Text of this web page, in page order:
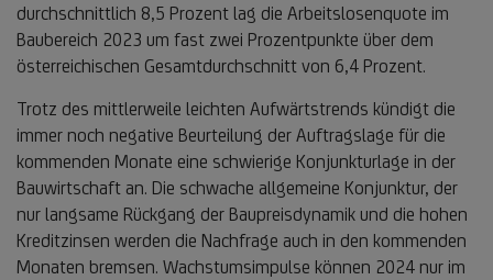
durchschnittlich 8,5 Prozent lag die Arbeitslosenquote im
Baubereich 2023 um fast zwei Prozentpunkte über dem
österreichischen Gesamtdurchschnitt von 6,4 Prozent.
Trotz des mittlerweile leichten Aufwärtstrends kündigt die
immer noch negative Beurteilung der Auftragslage für die
kommenden Monate eine schwierige Konjunkturlage in der
Bauwirtschaft an. Die schwache allgemeine Konjunktur, der
nur langsame Rückgang der Baupreisdynamik und die hohen
Kreditzinsen werden die Nachfrage auch in den kommenden
Monaten bremsen. Wachstumsimpulse können 2024 nur im